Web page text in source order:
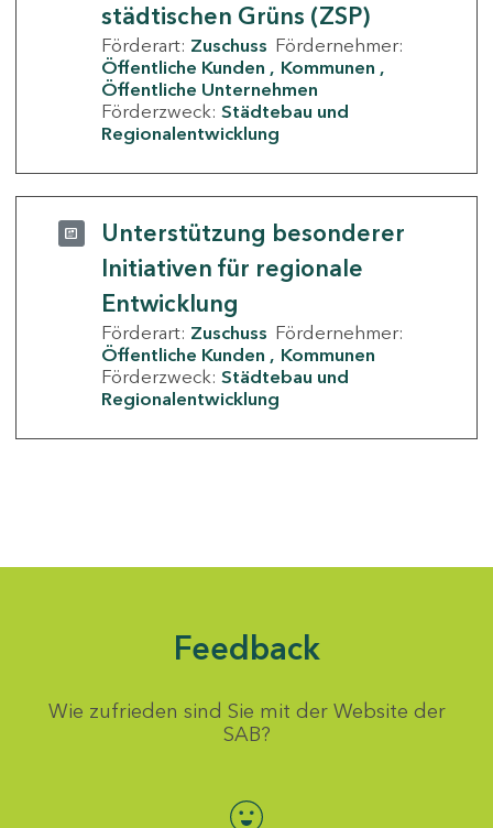
städtischen Grüns (ZSP)
Förderart: Zuschuss Fördernehmer:
Öffentliche Kunden
Kommunen
Öffentliche Unternehmen
Förderzweck: Städtebau und
Regionalentwicklung
Unterstützung besonderer
Initiativen für regionale
Entwicklung
Förderart: Zuschuss Fördernehmer:
Öffentliche Kunden
Kommunen
Förderzweck: Städtebau und
Regionalentwicklung
Feedback
Wie zufrieden sind Sie mit der Website der
SAB?
Bewertung auswählen